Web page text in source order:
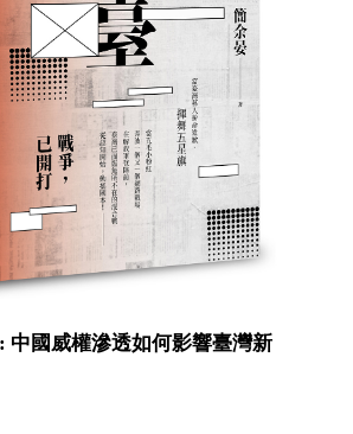
中國威權滲透如何影響臺灣新